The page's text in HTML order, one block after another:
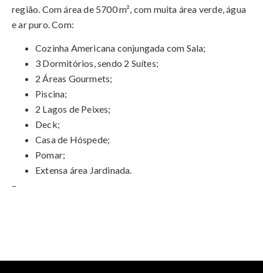
região. Com área de 5700 m², com muita área verde, água
e ar puro. Com:
Cozinha Americana conjungada com Sala;
3 Dormitórios, sendo 2 Suítes;
2 Áreas Gourmets;
Piscina;
2 Lagos de Peixes;
Deck;
Casa de Hóspede;
Pomar;
Extensa área Jardinada.
–